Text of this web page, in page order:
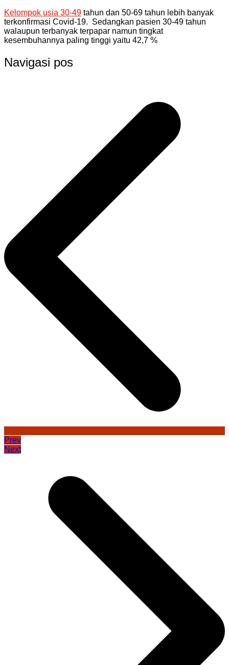
Kelompok usia 30-49 tahun dan 50-69 tahun lebih banyak
terkonfirmasi Covid-19. Sedangkan pasien 30-49 tahun
walaupun terbanyak terpapar namun tingkat
kesembuhannya paling tinggi yaitu 42,7 %
Navigasi pos
Prev
Next